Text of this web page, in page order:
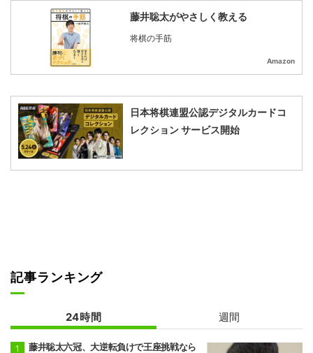
藤井聡太がやさしく教える
将棋の手筋
Amazon
日本将棋連盟公認デジタルカードコ
レクション サービス開始
記事ランキング
24時間 週間
藤井聡太六冠、大逆転負けで王座挑戦なら